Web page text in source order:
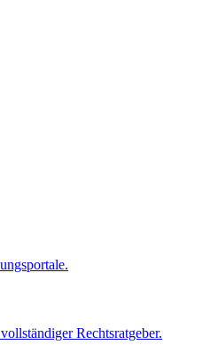
Rechtsratgeber.